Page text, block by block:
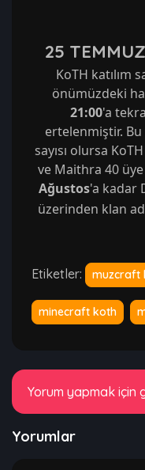
25
KoTH katılım
önümüzdeki
21:00'a
ertelenmiştir. Bu
sayısı olursa
ve Maithra 40
Ağustos'a kadar
üzerinden klan
Etiketler: muzcraft
minecraft koth
Yorum yapmak için
Yorumlar